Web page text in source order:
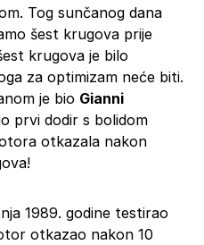
Tog sunčanog dana
šest krugova prije
krugova je bilo
za optimizam neće biti.
je bio Gianni
prvi dodir s bolidom
otkazala nakon
1989. godine testirao
otkazao nakon 10